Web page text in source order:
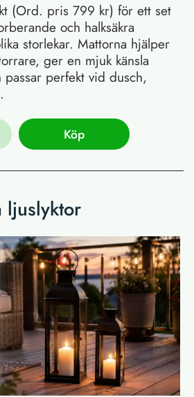
(Ord. pris 799 kr) för ett set
och halksäkra
storlekar. Mattorna hjälper
ger en mjuk känsla
perfekt vid dusch,
Köp
ljuslyktor